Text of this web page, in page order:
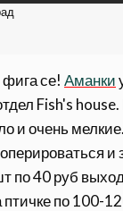
фига се! Аманки
Fish's
и очень
и
по 40 руб
по 100-